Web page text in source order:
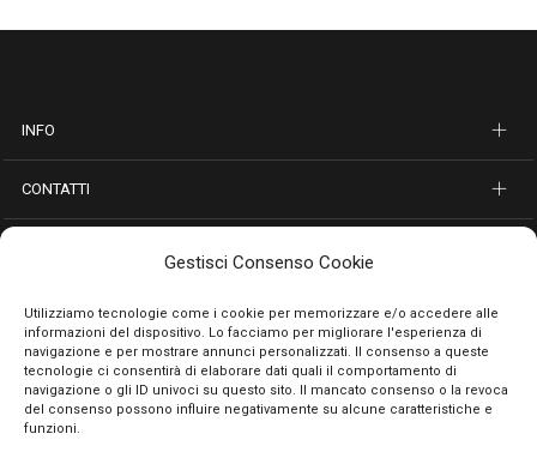
Gestisci Consenso Cookie
Utilizziamo tecnologie come i cookie per memorizzare e/o accedere alle
informazioni del dispositivo. Lo facciamo per migliorare l'esperienza di
navigazione e per mostrare annunci personalizzati. Il consenso a queste
tecnologie ci consentirà di elaborare dati quali il comportamento di
navigazione o gli ID univoci su questo sito. Il mancato consenso o la revoca
del consenso possono influire negativamente su alcune caratteristiche e
funzioni.
INFO
CONTATTI
PAGAMENTI SICURI